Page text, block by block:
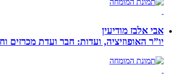
אבי אלבז מודיעין
יו”ר האופוזיציה, ועדות: חבר ועדת מכרזים